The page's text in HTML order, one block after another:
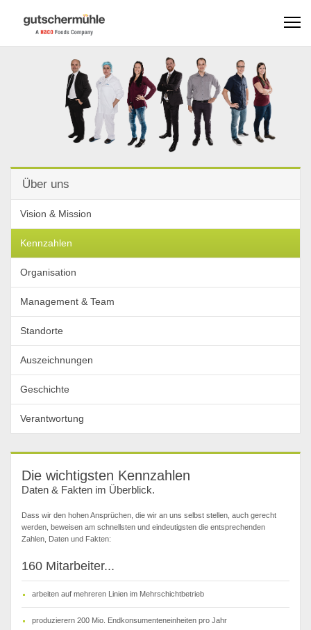
Über uns
Vision & Mission
Kennzahlen
Organisation
Management & Team
Standorte
Auszeichnungen
Geschichte
Verantwortung
Die wichtigsten Kennzahlen
Daten & Fakten im Überblick.
Dass wir den hohen Ansprüchen, die wir an uns selbst stellen, auch gerecht
werden, beweisen am schnellsten und eindeutigsten die entsprechenden
Zahlen, Daten und Fakten:
160 Mitarbeiter...
arbeiten auf mehreren Linien im Mehrschichtbetrieb
produzierern 200 Mio. Endkonsumenteneinheiten pro Jahr